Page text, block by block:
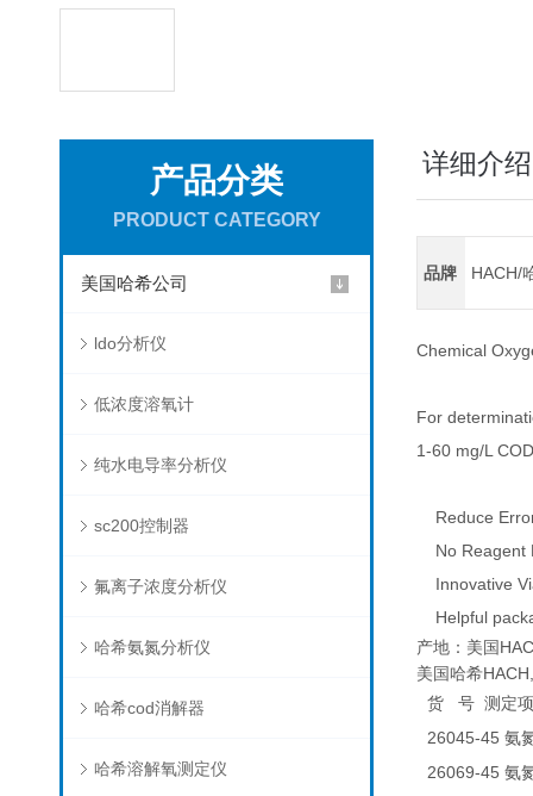
产品分类
PRODUCT CATEGORY
美国哈希公司
ldo分析仪
低浓度溶氧计
纯水电导率分析仪
sc200控制器
氟离子浓度分析仪
哈希氨氮分析仪
哈希cod消解器
哈希溶解氧测定仪
详细介绍
品牌 HACH/
Chemical
For
1-60 mg/L
Reduce
No Reagent
Innovative
Helpful
产地：美国
美国哈希
货 号 测定
26045-45 氨
26069-45 氨